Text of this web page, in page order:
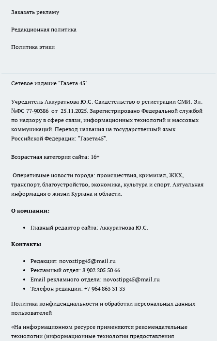
Заказать рекламу
Редакционная политика
Политика этики
Сетевое издание "Газета 45".
Учредитель Аккуратнова Ю.С. Свидетельство о регистрации СМИ: Эл.
№ФС 77-90386 от 25.11.2025. Зарегистрировано Федеральной службой
по надзору в сфере связи, информационных технологий и массовых
коммуникаций. Перевод названия на государственный язык
Российской Федерации: "Газета45".
Возрастная категория сайта: 16+
Оперативные новости города: происшествия, криминал, ЖКХ,
транспорт, благоустройство, экономика, культура и спорт. Актуальная
информация о жизни Кургана и области.
О компании:
Главный редактор сайта: Аккуратнова Ю.С.
Контакты
Редакция: novostipg45@mail.ru
Рекламный отдел: 8 902 205 50 66
Email рекламного отдела: novostipg45@mail.ru
Телефон редакции: +7 964 863 31 33
Политика конфиденциальности и обработки персональных данных
пользователей
«На информационном ресурсе применяются рекомендательные
технологии (информационные технологии предоставления